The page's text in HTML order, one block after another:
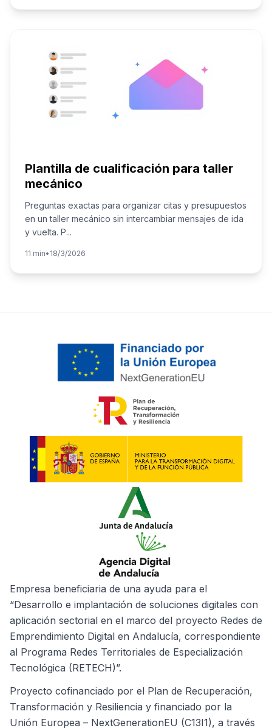
Plantilla de cualificación para taller
mecánico
Preguntas exactas para organizar citas y presupuestos
en un taller mecánico sin intercambiar mensajes de ida
y vuelta. P...
11 min• 18/3/2026
Empresa beneficiaria de una ayuda para el
“Desarrollo e implantación de soluciones digitales con
aplicación sectorial en el marco del proyecto Redes de
Emprendimiento Digital en Andalucía, correspondiente
al Programa Redes Territoriales de Especialización
Tecnológica (RETECH)”.
Proyecto cofinanciado por el Plan de Recuperación,
Transformación y Resiliencia y financiado por la
Unión Europea – NextGenerationEU (C13I1), a través